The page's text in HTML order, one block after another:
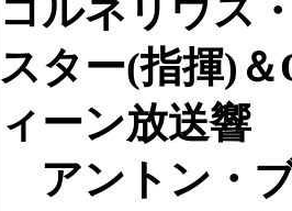
コルネリウス
スター(指揮)＆
ィーン放送響
アントン・